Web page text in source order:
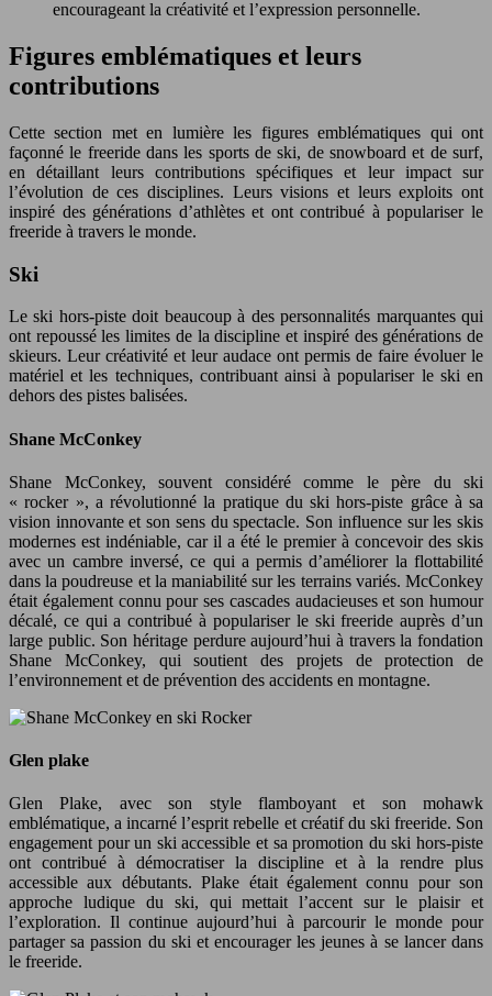
encourageant la créativité et l’expression personnelle.
Figures emblématiques et leurs
contributions
Cette section met en lumière les figures emblématiques qui ont
façonné le freeride dans les sports de ski, de snowboard et de surf,
en détaillant leurs contributions spécifiques et leur impact sur
l’évolution de ces disciplines. Leurs visions et leurs exploits ont
inspiré des générations d’athlètes et ont contribué à populariser le
freeride à travers le monde.
Ski
Le ski hors-piste doit beaucoup à des personnalités marquantes qui
ont repoussé les limites de la discipline et inspiré des générations de
skieurs. Leur créativité et leur audace ont permis de faire évoluer le
matériel et les techniques, contribuant ainsi à populariser le ski en
dehors des pistes balisées.
Shane McConkey
Shane McConkey, souvent considéré comme le père du ski
« rocker », a révolutionné la pratique du ski hors-piste grâce à sa
vision innovante et son sens du spectacle. Son influence sur les skis
modernes est indéniable, car il a été le premier à concevoir des skis
avec un cambre inversé, ce qui a permis d’améliorer la flottabilité
dans la poudreuse et la maniabilité sur les terrains variés. McConkey
était également connu pour ses cascades audacieuses et son humour
décalé, ce qui a contribué à populariser le ski freeride auprès d’un
large public. Son héritage perdure aujourd’hui à travers la fondation
Shane McConkey, qui soutient des projets de protection de
l’environnement et de prévention des accidents en montagne.
Glen plake
Glen Plake, avec son style flamboyant et son mohawk
emblématique, a incarné l’esprit rebelle et créatif du ski freeride. Son
engagement pour un ski accessible et sa promotion du ski hors-piste
ont contribué à démocratiser la discipline et à la rendre plus
accessible aux débutants. Plake était également connu pour son
approche ludique du ski, qui mettait l’accent sur le plaisir et
l’exploration. Il continue aujourd’hui à parcourir le monde pour
partager sa passion du ski et encourager les jeunes à se lancer dans
le freeride.